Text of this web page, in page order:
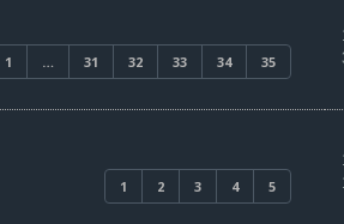
1 … 31 32 33 34 35
1 2 3 4 5